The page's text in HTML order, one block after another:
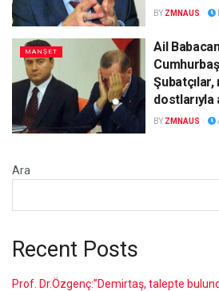
BY ZMNAUS
MANŞET
Ail
dostlarıyla
BY ZMNAUS
Ara
Recent Posts
Prof. Dr.Özgenç:”Demirtaş, talepte